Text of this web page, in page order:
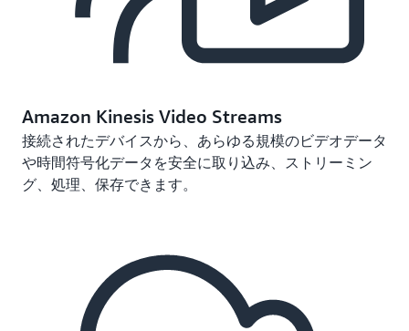
Amazon Kinesis Video Streams
接続されたデバイスから、あらゆる規模のビデオデータ
や時間符号化データを安全に取り込み、ストリーミン
グ、処理、保存できます。